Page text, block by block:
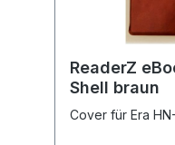
ReaderZ
Shell braun
Cover für Era